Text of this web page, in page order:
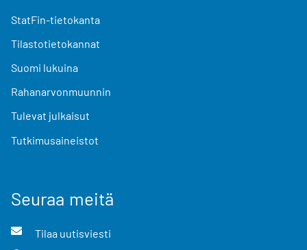
StatFin-tietokanta
Tilastotietokannat
Suomi lukuina
Rahanarvonmuunnin
Tulevat julkaisut
Tutkimusaineistot
Seuraa meitä
Tilaa uutisviesti